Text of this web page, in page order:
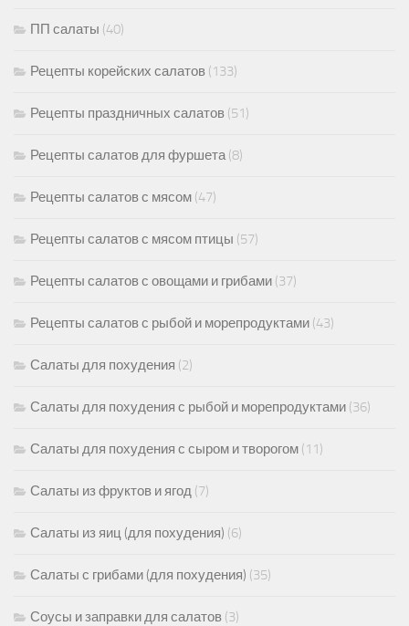
ПП салаты (40)
Рецепты корейских салатов (133)
Рецепты праздничных салатов (51)
Рецепты салатов для фуршета(8)
Рецепты салатов с мясом (47)
Рецепты салатов с мясом птицы (57)
Рецепты салатов с овощами и грибами (37)
Рецепты салатов с рыбой и морепродуктами (43)
Салаты для похудения (2)
Салаты для похудения с рыбой и морепродуктами (36)
Салаты для похудения с сыром и творогом (11)
Салаты из фруктов и ягод (7)
Салаты из яиц (для похудения) (6)
Салаты с грибами (для похудения) (35)
Соусы и заправки для салатов (3)